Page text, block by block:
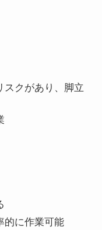
スクがあり、脚立
的に作業可能